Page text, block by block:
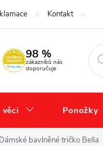
Kontakt
98 %
zákazníků nás
doporučuje
Ponožky
Dámské bavlněné tričko Bella